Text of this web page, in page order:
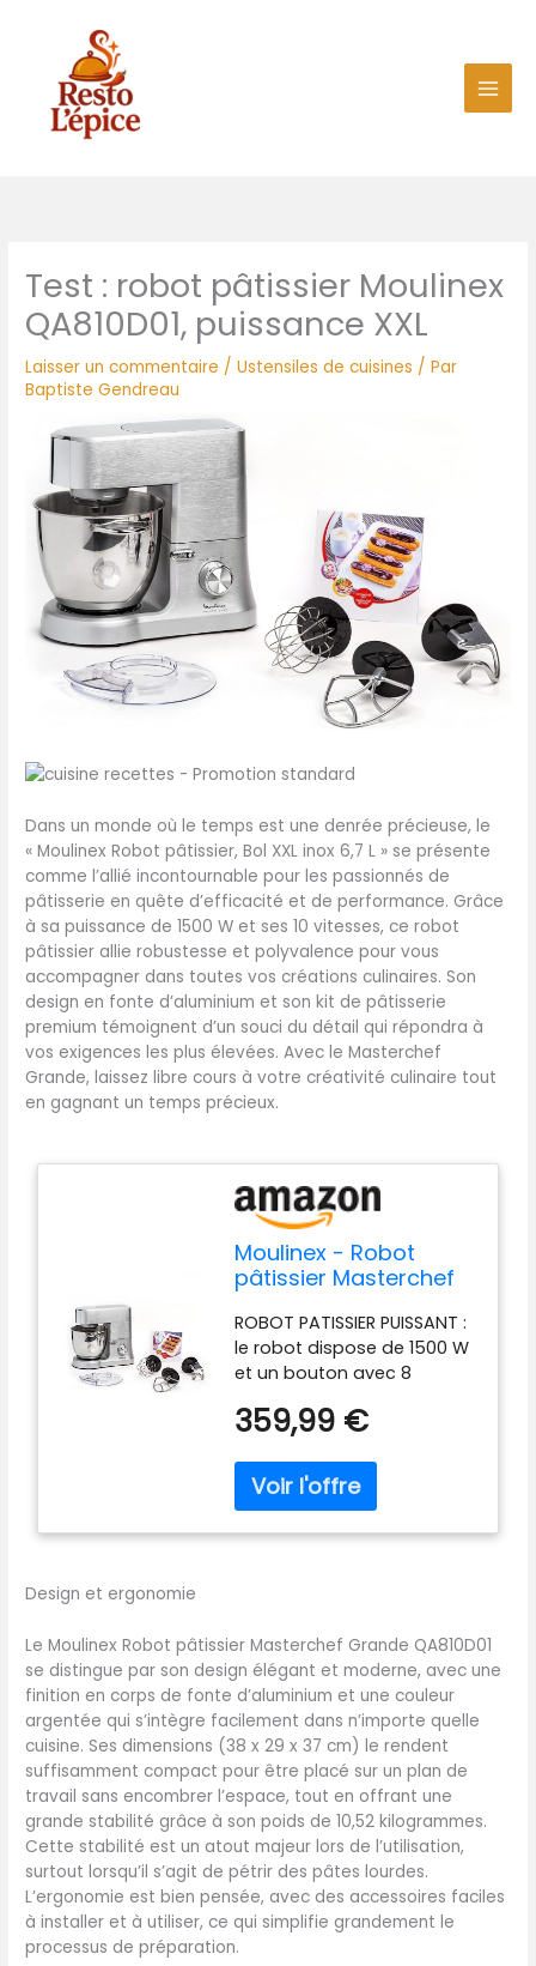
Test : robot pâtissier Moulinex
QA810D01, puissance XXL
Laisser un commentaire /Ustensiles de cuisines / Par
Baptiste Gendreau
Dans un monde où le temps est une denrée précieuse, le
« Moulinex Robot pâtissier, Bol XXL inox 6,7 L » se présente
comme l’allié incontournable pour les passionnés de
pâtisserie en quête d’efficacité et de performance. Grâce
à sa puissance de 1500 W et ses 10 vitesses, ce robot
pâtissier allie robustesse et polyvalence pour vous
accompagner dans toutes vos créations culinaires. Son
design en fonte d’aluminium et son kit de pâtisserie
premium témoignent d’un souci du détail qui répondra à
vos exigences les plus élevées. Avec le Masterchef
Grande, laissez libre cours à votre créativité culinaire tout
en gagnant un temps précieux.
Moulinex - Robot
pâtissier Masterchef
ROBOT PATISSIER PUISSANT :
le robot dispose de 1500 W
et un bouton avec 8
mouvement planétaire
pâtisseries ROBOT CUISINE
AVEC GRANDE CAPACITE :
pâtisserie et pétrin en fonte
pour les pâtes épaisses
POUR ENCORE PLUS DE
RECETTES : équipé de 4
sorties moteur, votre robot
pâtissier est compatible
avec plusieurs accessoires
fournis en option : blender,
découpe légumes, hachoir
à viande, et robot
multifonction REPARABILITE
15 ANS AU JUSTE PRIX :
engagement de
359,99 €
Design et ergonomie
Le Moulinex Robot pâtissier Masterchef Grande QA810D01
se distingue par son design élégant et moderne, avec une
finition en corps de fonte d’aluminium et une couleur
argentée qui s’intègre facilement dans n’importe quelle
cuisine. Ses dimensions (38 x 29 x 37 cm) le rendent
suffisamment compact pour être placé sur un plan de
travail sans encombrer l’espace, tout en offrant une
grande stabilité grâce à son poids de 10,52 kilogrammes.
Cette stabilité est un atout majeur lors de l’utilisation,
surtout lorsqu’il s’agit de pétrir des pâtes lourdes.
L’ergonomie est bien pensée, avec des accessoires faciles
à installer et à utiliser, ce qui simplifie grandement le
processus de préparation.